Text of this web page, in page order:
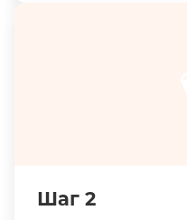
Шаг 2